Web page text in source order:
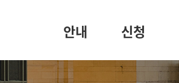
안내 신청